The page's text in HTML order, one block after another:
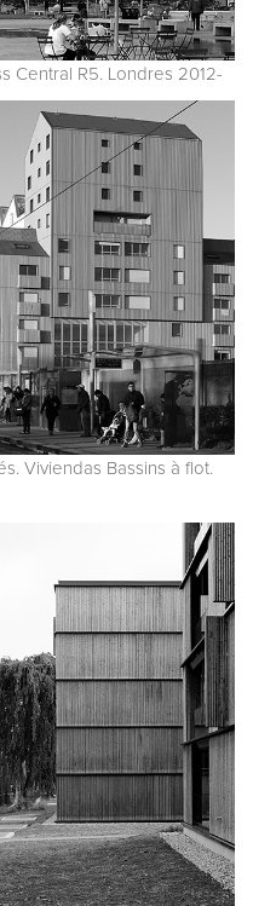
Central R5. Londres 2012-
Viviendas Bassins à flot.